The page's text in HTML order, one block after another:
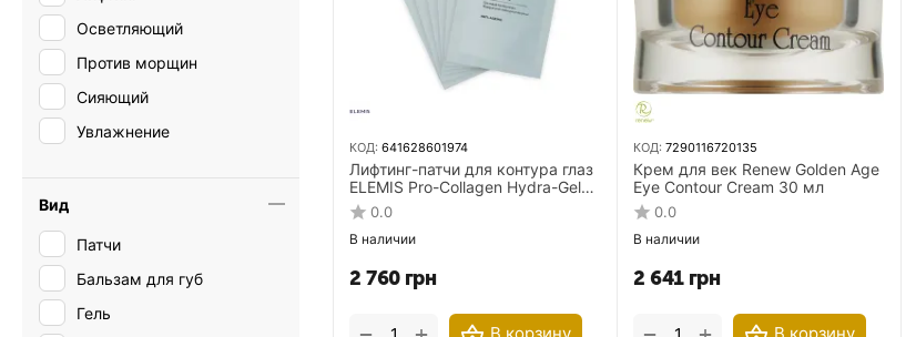
КОД: 641628601974
Лифтинг-патчи для контура глаз
ELEMIS Pro-Collagen Hydra-Gel
Eye Masks 6 пар
0.0
В наличии
2 760 грн
КОД: 7290116720135
Крем для век Renew Golden Age
Eye Contour Cream 30 мл
0.0
В наличии
2 641 грн
Осветляющий
Против морщин
Сияющий
Увлажнение
Вид
Патчи
Бальзам для губ
Гель